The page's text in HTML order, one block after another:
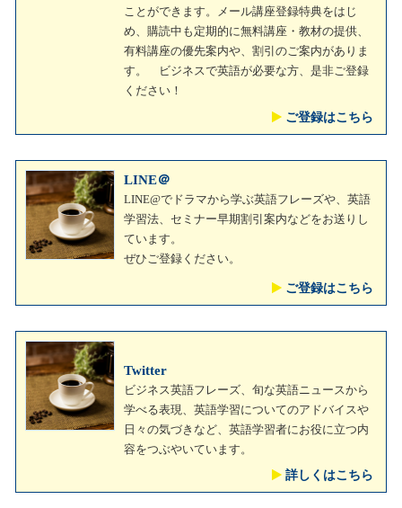
ことができます。メール講座登録特典をはじ
め、購読中も定期的に無料講座・教材の提供、
有料講座の優先案内や、割引のご案内がありま
す。 ビジネスで英語が必要な方、是非ご登録
ください！
ご登録はこちら
LINE＠
LINE@でドラマから学ぶ英語フレーズや、英語
学習法、セミナー早期割引案内などをお送りし
ています。
ぜひご登録ください。
ご登録はこちら
Twitter
ビジネス英語フレーズ、旬な英語ニュースから
学べる表現、英語学習についてのアドバイスや
日々の気づきなど、英語学習者にお役に立つ内
容をつぶやいています。
詳しくはこちら